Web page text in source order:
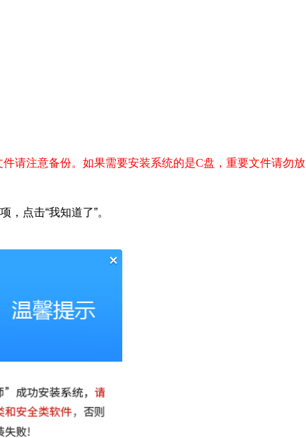
注意备份。如果需要安装系统的是C盘，重要文件请勿放
，点击“我知道了”。